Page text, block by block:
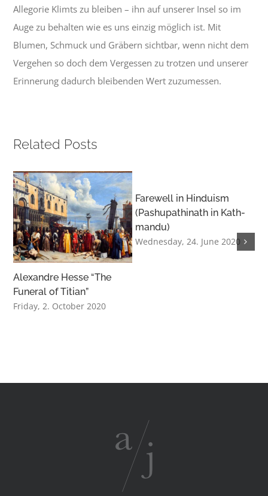
Allegorie Klimts zu bleiben – ihn auf unserer Insel so im
Auge zu behalten wie es uns einzig möglich ist. Mit
Blumen, Schmuck und Gräbern sichtbar, wenn nicht dem
Vergehen so doch dem Vergessen zu trotzen und unserer
Erinnerung dadurch bleibenden Wert zuzumessen.
Related Posts
Alexandre Hesse “The
Funeral of Titian”
Friday, 2. October 2020
Farewell in Hinduism
(Pashu­pathi­nath in Kath­
mandu)
Wednesday, 24. June 2020